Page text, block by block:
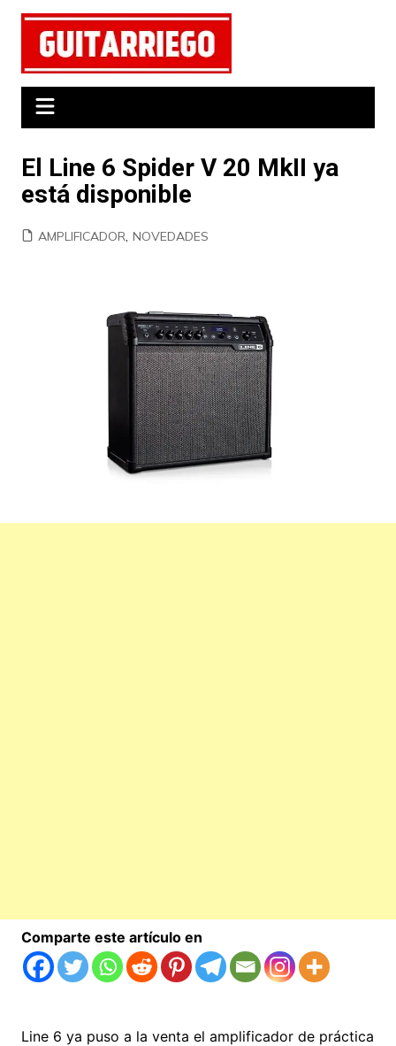
Saltar
contenido
El Line 6 Spider V 20 MkII ya
está disponible
AMPLIFICADOR, NOVEDADES
Comparte este artículo en
Line 6 ya puso a la venta el amplificador de práctica